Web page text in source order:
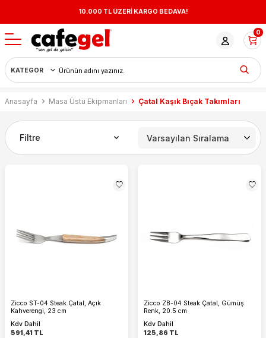
10.000 TL ÜZERİ KARGO BEDAVA!
0
Anasayfa Masa Üstü Ekipmanları Çatal Kaşık Bıçak Takımları
Filtre
Zicco ST-04 Steak Çatal, Açık
Kahverengi, 23 cm
Kdv Dahil
591,41 TL
Zicco ZB-04 Steak Çatal, Gümüş
Renk, 20.5 cm
Kdv Dahil
125,86 TL